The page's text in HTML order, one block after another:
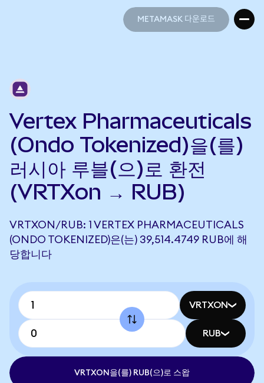
METAMASK 다운로드
Vertex Pharmaceuticals
(Ondo Tokenized)을(를)
러시아 루블(으)로 환전
(VRTXon → RUB)
VRTXON/RUB: 1 VERTEX PHARMACEUTICALS
(ONDO TOKENIZED)은(는) 39,514.4749 RUB에 해
당합니다
VRTXON
RUB
VRTXON을(를) RUB(으)로 스왑